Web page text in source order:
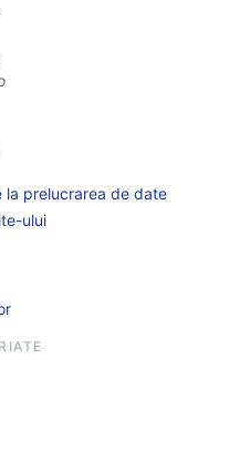
la prelucrarea de date
ului